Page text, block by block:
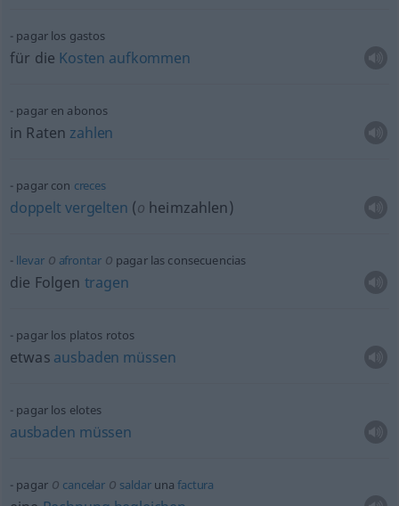
pagar los gastos
für die Kosten aufkommen
pagar en abonos
in Raten zahlen
pagar con creces
doppelt vergelten (o heimzahlen)
llevaro afrontaro pagar las consecuencias
die Folgen tragen
pagar los platos rotos
etwas ausbaden müssen
pagar los elotes
ausbaden müssen
pagaro cancelar o saldarunafactura